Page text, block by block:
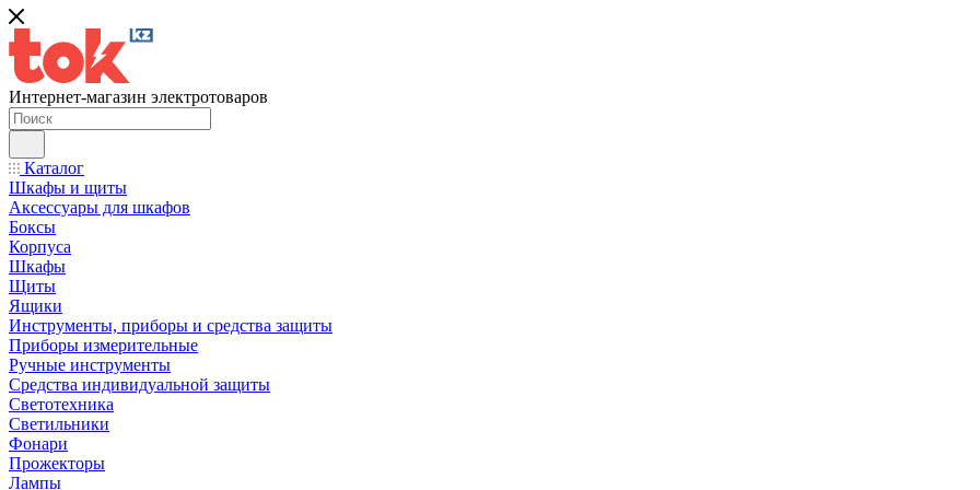
Интернет-магазин электротоваров
Каталог
Шкафы и щиты
Аксессуары для шкафов
Боксы
Корпуса
Шкафы
Щиты
Ящики
Инструменты, приборы и средства защиты
Приборы измерительные
Ручные инструменты
Средства индивидуальной защиты
Светотехника
Светильники
Фонари
Прожекторы
Лампы